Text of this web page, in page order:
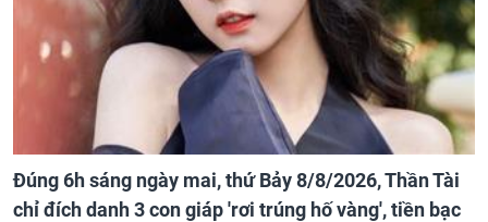
Đúng 6h sáng ngày mai, thứ Bảy 8/8/2026, Thần Tài
chỉ đích danh 3 con giáp 'rơi trúng hố vàng', tiền bạc